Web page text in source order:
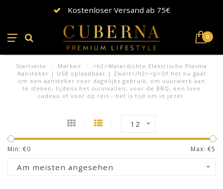
Kostenloser Versand ab 75€
0
Startseite / Marken /
<h2>Waterdichte Elektrische Plasma
Aansteker | USB oplaadbaar | Zwart</h2><p>Of het nu gaat
om een aansteker voor dagelijks gebruik, om vuurwerk aan
te steken, tijdens het survivallen, voor de BBQ, een luxe
cadeau of voor op reis - het is tijd om in jezel
12
Min: €0 Max: €5
Am meisten angesehen